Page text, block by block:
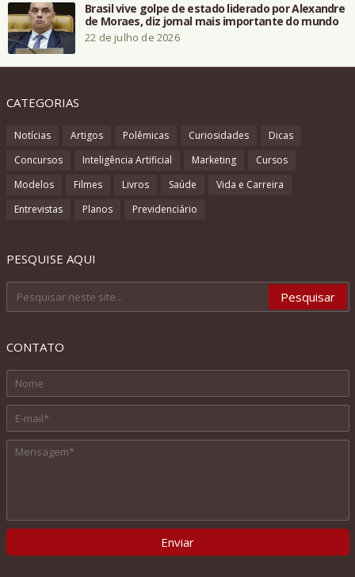
Brasil vive golpe de estado liderado por Alexandre
de Moraes, diz jornal mais importante do mundo
22 de julho de 2026
CATEGORIAS
Notícias Artigos Polêmicas Curiosidades
Dicas
Concursos
Inteligência Artificial Marketing
Cursos
Modelos
Filmes Livros Saúde
Vida e Carreira
Entrevistas
Planos Previdenciário
PESQUISE AQUI
CONTATO